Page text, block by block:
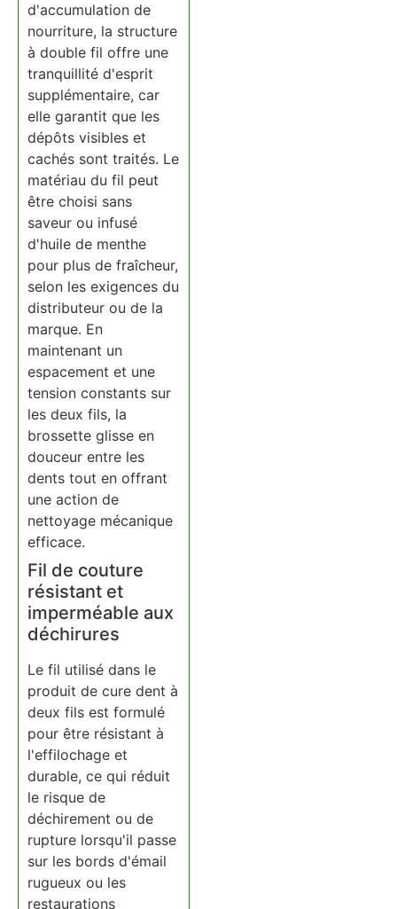
d'accumulation de
nourriture, la structure
à double fil offre une
tranquillité d'esprit
supplémentaire, car
elle garantit que les
dépôts visibles et
cachés sont traités. Le
matériau du fil peut
être choisi sans
saveur ou infusé
d'huile de menthe
pour plus de fraîcheur,
selon les exigences du
distributeur ou de la
marque. En
maintenant un
espacement et une
tension constants sur
les deux fils, la
brossette glisse en
douceur entre les
dents tout en offrant
une action de
nettoyage mécanique
efficace.
Fil de couture
résistant et
imperméable aux
déchirures
Le fil utilisé dans le
produit de cure dent à
deux fils est formulé
pour être résistant à
l'effilochage et
durable, ce qui réduit
le risque de
déchirement ou de
rupture lorsqu'il passe
sur les bords d'émail
rugueux ou les
restaurations